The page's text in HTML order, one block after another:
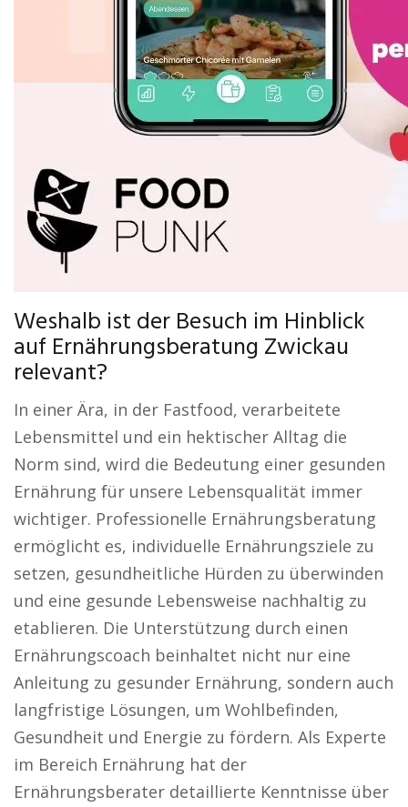
Weshalb ist der Besuch im Hinblick
auf Ernährungsberatung Zwickau
relevant?
In einer Ära, in der Fastfood, verarbeitete
Lebensmittel und ein hektischer Alltag die
Norm sind, wird die Bedeutung einer gesunden
Ernährung für unsere Lebensqualität immer
wichtiger. Professionelle Ernährungsberatung
ermöglicht es, individuelle Ernährungsziele zu
setzen, gesundheitliche Hürden zu überwinden
und eine gesunde Lebensweise nachhaltig zu
etablieren. Die Unterstützung durch einen
Ernährungscoach beinhaltet nicht nur eine
Anleitung zu gesunder Ernährung, sondern auch
langfristige Lösungen, um Wohlbefinden,
Gesundheit und Energie zu fördern. Als Experte
im Bereich Ernährung hat der
Ernährungsberater detaillierte Kenntnisse über